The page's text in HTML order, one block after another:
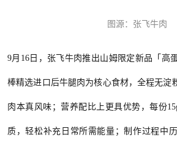
图源：张飞牛肉
9月16日，张飞牛肉推出山姆限定新品「高
棒精选进口后牛腿肉为核心食材，全程无淀
肉本真风味；营养配比上更具优势，每份
质，轻松补充日常所需能量；制作过程中